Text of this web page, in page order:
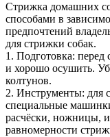
Стрижка домашних
способами в
предпочтений
для стрижки собак.
1. Подготовка:
и хорошо осушить.
колтунов.
2. Инструменты: для
специальные
расчёски, ножницы,
равномерности